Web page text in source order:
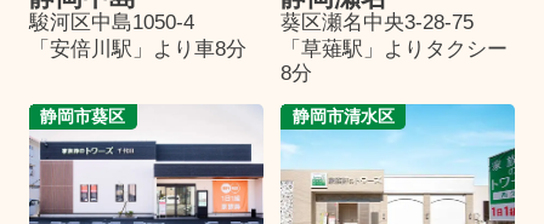
駿河区中島1050-4
「安倍川駅」より車8分
葵区瀬名中央3-28-75
「草薙駅」よりタクシー
8分
静岡市葵区 静岡市清水区